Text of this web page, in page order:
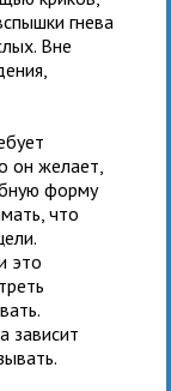
гнева
Вне
он желает,
форму
что
это
зависит